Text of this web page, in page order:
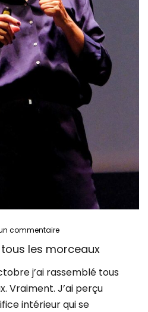
commentaire
les morceaux
j’ai rassemblé tous
Vraiment. J’ai perçu
intérieur qui se